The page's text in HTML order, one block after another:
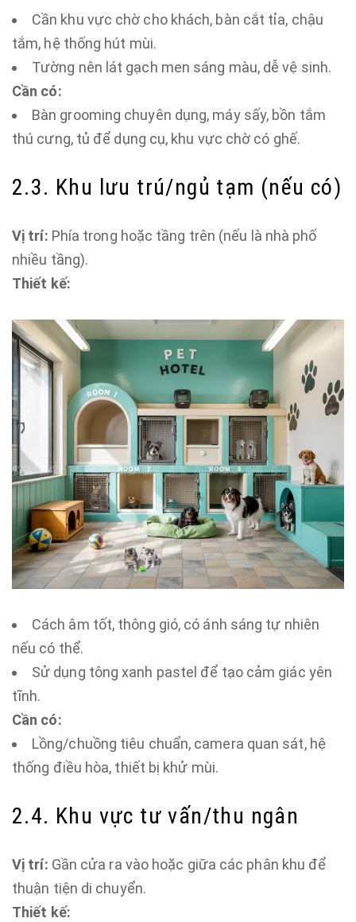
Cần khu vực chờ cho khách, bàn cắt tỉa, chậu
tắm, hệ thống hút mùi.
Tường nên lát gạch men sáng màu, dễ vệ sinh.
Cần có:
Bàn grooming chuyên dụng, máy sấy, bồn tắm
thú cưng, tủ để dụng cụ, khu vực chờ có ghế.
2.3. Khu lưu trú/ngủ tạm (nếu có)
Vị trí: Phía trong hoặc tầng trên (nếu là nhà phố
nhiều tầng).
Thiết kế:
Cách âm tốt, thông gió, có ánh sáng tự nhiên
nếu có thể.
Sử dụng tông xanh pastel để tạo cảm giác yên
tĩnh.
Cần có:
Lồng/chuồng tiêu chuẩn, camera quan sát, hệ
thống điều hòa, thiết bị khử mùi.
2.4. Khu vực tư vấn/thu ngân
Vị trí: Gần cửa ra vào hoặc giữa các phân khu để
thuận tiện di chuyển.
Thiết kế: